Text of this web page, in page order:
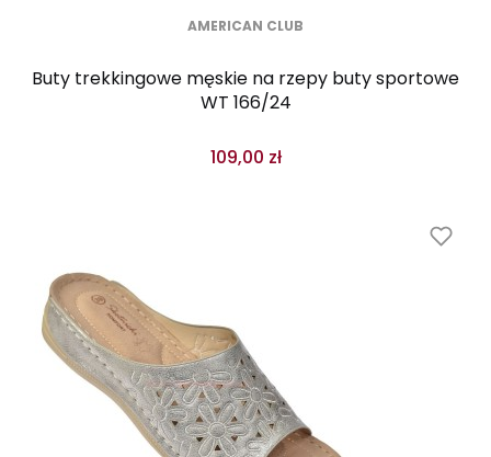
AMERICAN CLUB
Buty trekkingowe męskie na rzepy buty sportowe
WT 166/24
109,00 zł